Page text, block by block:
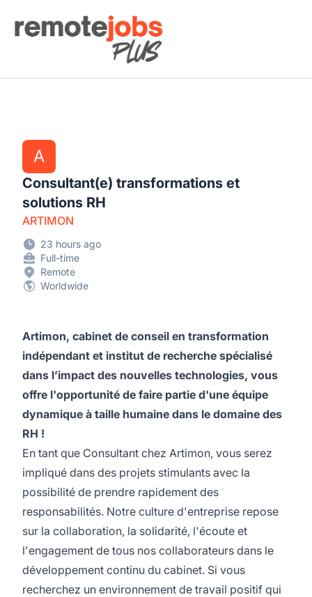
Remote Jobs Plus
A
Consultant(e) transformations et
solutions RH
ARTIMON
23 hours ago
Full-time
Remote
Worldwide
Artimon, cabinet de conseil en transformation
indépendant et institut de recherche spécialisé
dans l’impact des nouvelles technologies, vous
offre l'opportunité de faire partie d'une équipe
dynamique à taille humaine dans le domaine des
RH !
En tant que Consultant chez Artimon, vous serez
impliqué dans des projets stimulants avec la
possibilité de prendre rapidement des
responsabilités. Notre culture d'entreprise repose
sur la collaboration, la solidarité, l'écoute et
l'engagement de tous nos collaborateurs dans le
développement continu du cabinet. Si vous
recherchez un environnement de travail positif qui